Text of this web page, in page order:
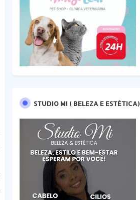
STUDIO MI ( BELEZA E ESTÉTICA)